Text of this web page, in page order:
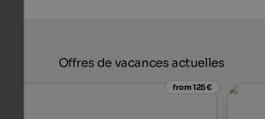
Offres de vacances actuelles
from 125 €